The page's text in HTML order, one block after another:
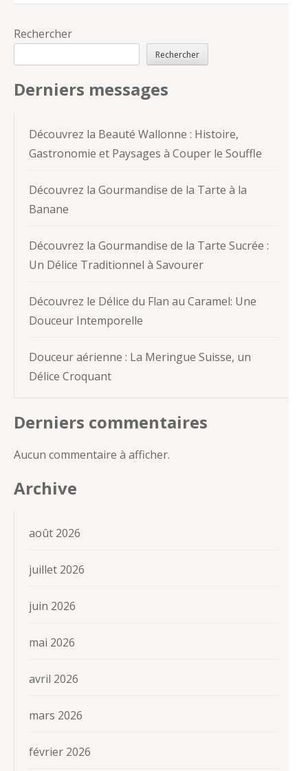
Rechercher
Rechercher
Derniers messages
Découvrez la Beauté Wallonne : Histoire,
Gastronomie et Paysages à Couper le Souffle
Découvrez la Gourmandise de la Tarte à la
Banane
Découvrez la Gourmandise de la Tarte Sucrée :
Un Délice Traditionnel à Savourer
Découvrez le Délice du Flan au Caramel: Une
Douceur Intemporelle
Douceur aérienne : La Meringue Suisse, un
Délice Croquant
Derniers commentaires
Aucun commentaire à afficher.
Archive
août 2026
juillet 2026
juin 2026
mai 2026
avril 2026
mars 2026
février 2026